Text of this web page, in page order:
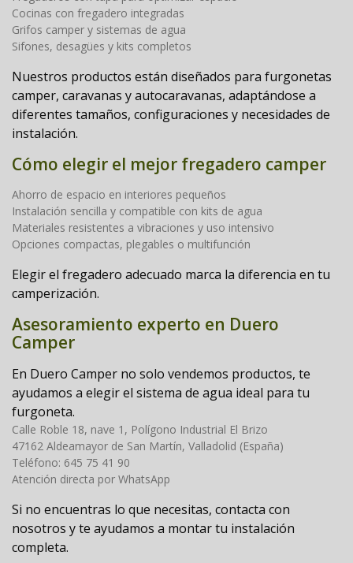
Cocinas con fregadero integradas
Grifos camper y sistemas de agua
Sifones, desagües y kits completos
Nuestros productos están diseñados para furgonetas
camper, caravanas y autocaravanas, adaptándose a
diferentes tamaños, configuraciones y necesidades de
instalación.
Cómo elegir el mejor fregadero camper
Ahorro de espacio en interiores pequeños
Instalación sencilla y compatible con kits de agua
Materiales resistentes a vibraciones y uso intensivo
Opciones compactas, plegables o multifunción
Elegir el fregadero adecuado marca la diferencia en tu
camperización.
Asesoramiento experto en Duero
Camper
En Duero Camper no solo vendemos productos, te
ayudamos a elegir el sistema de agua ideal para tu
furgoneta.
Calle Roble 18, nave 1, Polígono Industrial El Brizo
47162 Aldeamayor de San Martín, Valladolid (España)
Teléfono: 645 75 41 90
Atención directa por WhatsApp
Si no encuentras lo que necesitas, contacta con
nosotros y te ayudamos a montar tu instalación
completa.